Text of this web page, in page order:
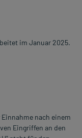
im Januar 2025.
nach einem
Eingriffen an den